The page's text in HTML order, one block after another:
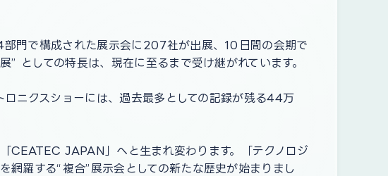
部門で構成された展示会に207社が出展、10日間の会期で
としての特長は、現在に至るまで受け継がれています。
ニクスショーには、過去最多としての記録が残る44万
JAPAN」へと生まれ変わります。「テクノロジ
網羅する“複合”展示会としての新たな歴史が始まりまし